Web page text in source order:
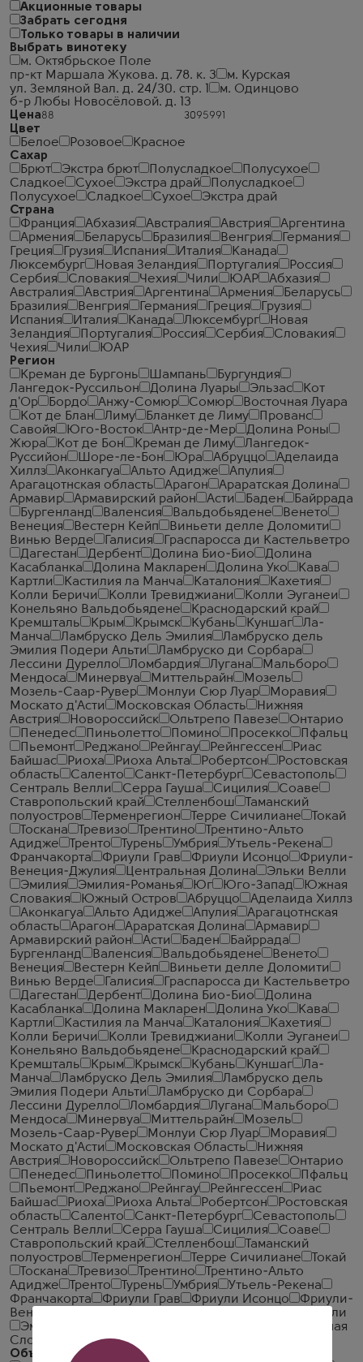
Акционные товары
Забрать сегодня
Только товары в наличии
Выбрать винотеку
м. Октябрьское Поле
пр-кт Маршала Жукова. д. 78. к. 3
м. Курская
ул. Земляной Вал. д. 24/30. стр. 1
м. Одинцово
б-р Любы Новосёловой. д. 13
Цена
Цвет
Белое
Розовое
Красное
Сахар
Брют
Экстра брют Полусладкое
Полусухое
Сладкое
Сухое Экстра драй
Полусладкое
Полусухое
Сладкое Сухое
Экстра драй
Страна
Франция
Абхазия Австралия Австрия
Аргентина
Армения
Беларусь Бразилия Венгрия
Германия
Греция
Грузия Испания Италия
Канада
Люксембург
Новая Зеландия Португалия
Россия
Сербия
Словакия Чехия Чили ЮАР
Абхазия
Австралия
Австрия Аргентина Армения
Беларусь
Бразилия
Венгрия Германия Греция
Грузия
Испания
Италия Канада Люксембург
Новая
Зеландия
Португалия Россия Сербия
Словакия
Чехия
Чили
ЮАР
Регион
Креман де Бургонь
Шампань
Бургундия
Лангедок-Руссильон
Долина Луары Эльзас
Кот
д'Ор
Бордо Анжу-Сомюр Сомюр
Восточная Луара
Кот де Блан
Лиму Бланкет де Лиму
Прованс
Савойя
Юго-Восток Антр-де-Мер
Долина Роны
Жюра
Кот де Бон Креман де Лиму
Лангедок-
Руссийон
Шоре-ле-Бон Юра Абруццо
Аделаида
Хиллз
Аконкагуа Альто Адидже
Апулия
Арагацотнская область
Арагон
Араратская Долина
Армавир
Армавирский район Асти Баден
Байррада
Бургенланд
Валенсия Вальдобьядене
Венето
Венеция
Вестерн Кейп
Виньети делле Доломити
Винью Верде
Галисия
Граспаросса ди Кастельветро
Дагестан
Дербент Долина Био-Био
Долина
Касабланка
Долина Макларен Долина Уко
Кава
Картли
Кастилия ла Манча Каталония
Кахетия
Колли Беричи
Колли Тревиджиани
Колли Эуганеи
Конельяно Вальдобьядене
Краснодарский край
Кремшталь
Крым Крымск Кубань Куншаг
Ла-
Манча
Ламбруско Дель Эмилия
Ламбруско дель
Эмилия Подери Альти
Ламбруско ди Сорбара
Лессини Дурелло
Ломбардия Лугана
Мальборо
Мендоса
Минервуа Миттельрайн
Мозель
Мозель-Саар-Рувер
Монлуи Сюр Луар
Моравия
Москато д'Асти
Московская Область
Нижняя
Австрия
Новороссийск Ольтрепо Павезе
Онтарио
Пенедес
Пиньолетто Помино Просекко
Пфальц
Пьемонт
Реджано Рейнгау Рейнгессен
Риас
Байшас
Риоха Риоха Альта Робертсон
Ростовская
область
Саленто Санкт-Петербург
Севастополь
Сентраль Велли
Серра Гауша Сицилия
Соаве
Ставропольский край
Стелленбош
Таманский
полуостров
Терменрегион Терре Сичилиане
Токай
Тоскана
Тревизо Трентино
Трентино-Альто
Адидже
Тренто Турень Умбрия
Утьель-Рекена
Франчакорта
Фриули Грав Фриули Исонцо
Фриули-
Венеция-Джулия
Центральная Долина
Эльки Велли
Эмилия
Эмилия-Романья Юг Юго-Запад
Южная
Словакия
Южный Остров Абруццо
Аделаида Хиллз
Аконкагуа
Альто Адидже Апулия
Арагацотнская
область
Арагон Араратская Долина
Армавир
Армавирский район
Асти Баден
Байррада
Бургенланд
Валенсия Вальдобьядене
Венето
Венеция
Вестерн Кейп
Виньети делле Доломити
Винью Верде
Галисия
Граспаросса ди Кастельветро
Дагестан
Дербент Долина Био-Био
Долина
Касабланка
Долина Макларен Долина Уко
Кава
Картли
Кастилия ла Манча Каталония
Кахетия
Колли Беричи
Колли Тревиджиани
Колли Эуганеи
Конельяно Вальдобьядене
Краснодарский край
Кремшталь
Крым Крымск Кубань Куншаг
Ла-
Манча
Ламбруско Дель Эмилия
Ламбруско дель
Эмилия Подери Альти
Ламбруско ди Сорбара
Лессини Дурелло
Ломбардия Лугана
Мальборо
Мендоса
Минервуа Миттельрайн
Мозель
Мозель-Саар-Рувер
Монлуи Сюр Луар
Моравия
Москато д'Асти
Московская Область
Нижняя
Австрия
Новороссийск Ольтрепо Павезе
Онтарио
Пенедес
Пиньолетто Помино Просекко
Пфальц
Пьемонт
Реджано Рейнгау Рейнгессен
Риас
Байшас
Риоха Риоха Альта Робертсон
Ростовская
область
Саленто Санкт-Петербург
Севастополь
Сентраль Велли
Серра Гауша Сицилия
Соаве
Ставропольский край
Стелленбош
Таманский
полуостров
Терменрегион Терре Сичилиане
Токай
Тоскана
Тревизо Трентино
Трентино-Альто
Адидже
Тренто Турень Умбрия
Утьель-Рекена
Франчакорта
Фриули Грав Фриули Исонцо
Фриули-
Венеция-Джулия
Эльки Велли
Эмилия
Южная
Словакия
Южный Остров
Объем